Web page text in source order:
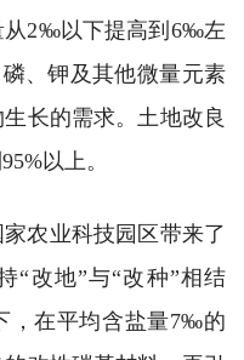
从2‰以下提高到6‰左
、钾及其他微量元素
长的需求。土地改良
以上。
农业科技园区带来了
“改地”与“改种”相结
，在平均含盐量7‰的